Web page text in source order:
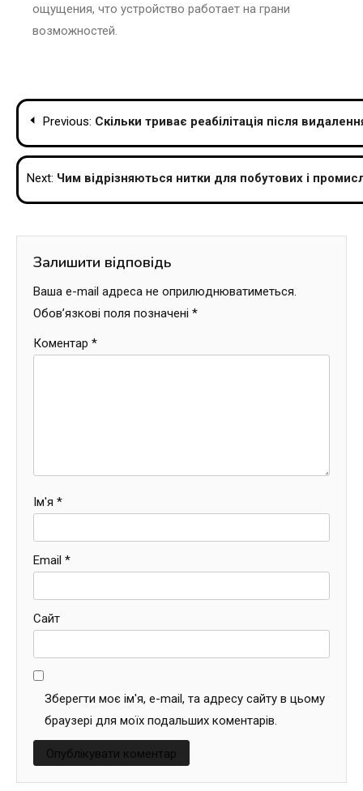
ощущения, что устройство работает на грани
возможностей.
Навігація
записів
Previous: Скільки триває реабілітація після
Next: Чим відрізняються нитки для побутових і
Залишити відповідь
Ваша e-mail адреса не оприлюднюватиметься.
Обов’язкові поля позначені *
Коментар *
Ім'я *
Email *
Сайт
Зберегти моє ім'я, e-mail, та адресу сайту в цьому
браузері для моїх подальших коментарів.